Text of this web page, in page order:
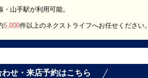
山手駅が利用可能。
5,000件以上のネクストライフへお任せください。
せ・来店予約はこちら